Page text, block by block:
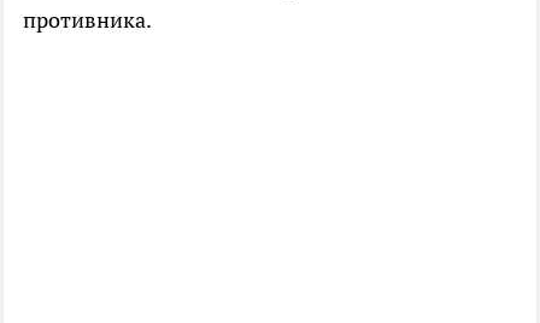
противника.